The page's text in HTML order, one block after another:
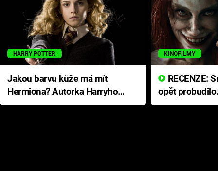
HARRY POTTER
Jakou barvu kůže má mít
Hermiona? Autorka Harryho
Pottera přišla s ráznou
KINOFILMY
opět
přichází s